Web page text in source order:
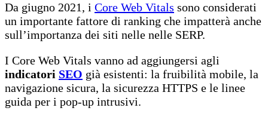
Da giugno 2021, i Core Web Vitals sono considerati
un importante fattore di ranking che impatterà anche
sull’importanza dei siti nelle nelle SERP.
I Core Web Vitals vanno ad aggiungersi agli
indicatori SEO già esistenti: la fruibilità mobile, la
navigazione sicura, la sicurezza HTTPS e le linee
guida per i pop-up intrusivi.